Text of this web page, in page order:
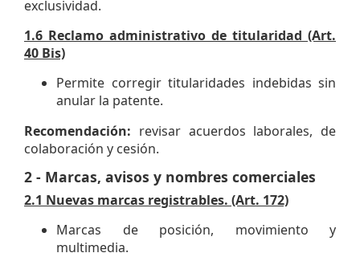
exclusividad.
1.6 Reclamo administrativo de titularidad (Art.
40 Bis)
Permite corregir titularidades indebidas sin
anular la patente.
Recomendación: revisar acuerdos laborales, de
colaboración y cesión.
2 - Marcas, avisos y nombres comerciales
2.1 Nuevas marcas registrables. (Art. 172)
Marcas de posición, movimiento y
multimedia.